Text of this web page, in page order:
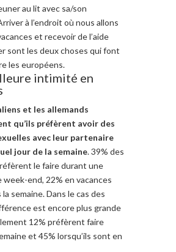
au lit avec sa/son
à l’endroit où nous allons
et recevoir de l’aide
sont les deuxchoses quifont
les européens.
intimité en
et les allemands
qu’ils préfèrent avoir des
avec leur partenaire
jour de la semaine.39% des
le faire durant une
week-end, 22% en vacances
la semaine. Dans le cas des
est encore plus grande
12% préfèrent faire
et 45% lorsqu’ils sont en